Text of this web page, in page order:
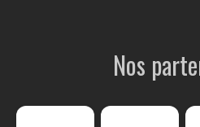
Nos